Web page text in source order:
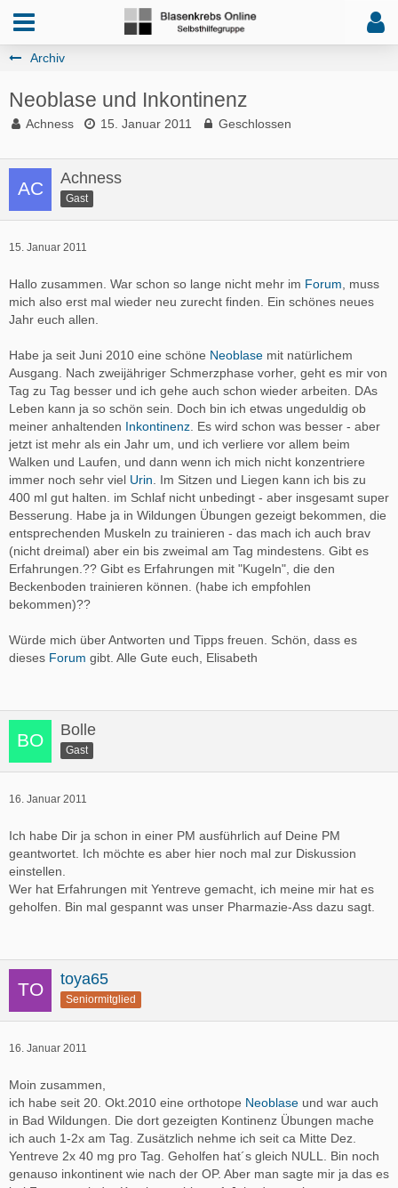
Archiv
Neoblase und Inkontinenz
Achness 15. Januar 2011 Geschlossen
Achness
Gast
15. Januar 2011
Hallo zusammen. War schon so lange nicht mehr im Forum , muss
mich also erst mal wieder neu zurecht finden. Ein schönes neues
Jahr euch allen.
Habe ja seit Juni 2010 eine schöne Neoblase mit natürlichem
Ausgang. Nach zweijähriger Schmerzphase vorher, geht es mir von
Tag zu Tag besser und ich gehe auch schon wieder arbeiten. DAs
Leben kann ja so schön sein. Doch bin ich etwas ungeduldig ob
meiner anhaltenden Inkontinenz . Es wird schon was besser - aber
jetzt ist mehr als ein Jahr um, und ich verliere vor allem beim
Walken und Laufen, und dann wenn ich mich nicht konzentriere
immer noch sehr viel Urin . Im Sitzen und Liegen kann ich bis zu
400 ml gut halten. im Schlaf nicht unbedingt - aber insgesamt super
Besserung. Habe ja in Wildungen Übungen gezeigt bekommen, die
entsprechenden Muskeln zu trainieren - das mach ich auch brav
(nicht dreimal) aber ein bis zweimal am Tag mindestens. Gibt es
Erfahrungen.?? Gibt es Erfahrungen mit "Kugeln", die den
Beckenboden trainieren können. (habe ich empfohlen
bekommen)??
Würde mich über Antworten und Tipps freuen. Schön, dass es
dieses Forum gibt. Alle Gute euch, Elisabeth
Bolle
Gast
16. Januar 2011
Ich habe Dir ja schon in einer PM ausführlich auf Deine PM
geantwortet. Ich möchte es aber hier noch mal zur Diskussion
einstellen.
Wer hat Erfahrungen mit Yentreve gemacht, ich meine mir hat es
geholfen. Bin mal gespannt was unser Pharmazie-Ass dazu sagt.
toya65
Seniormitglied
16. Januar 2011
Moin zusammen,
ich habe seit 20. Okt.2010 eine orthotope Neoblase und war auch
in Bad Wildungen. Die dort gezeigten Kontinenz Übungen mache
ich auch 1-2x am Tag. Zusätzlich nehme ich seit ca Mitte Dez.
Yentreve 2x 40 mg pro Tag. Geholfen hat´s gleich NULL. Bin noch
genauso inkontinent wie nach der OP. Aber man sagte mir ja das es